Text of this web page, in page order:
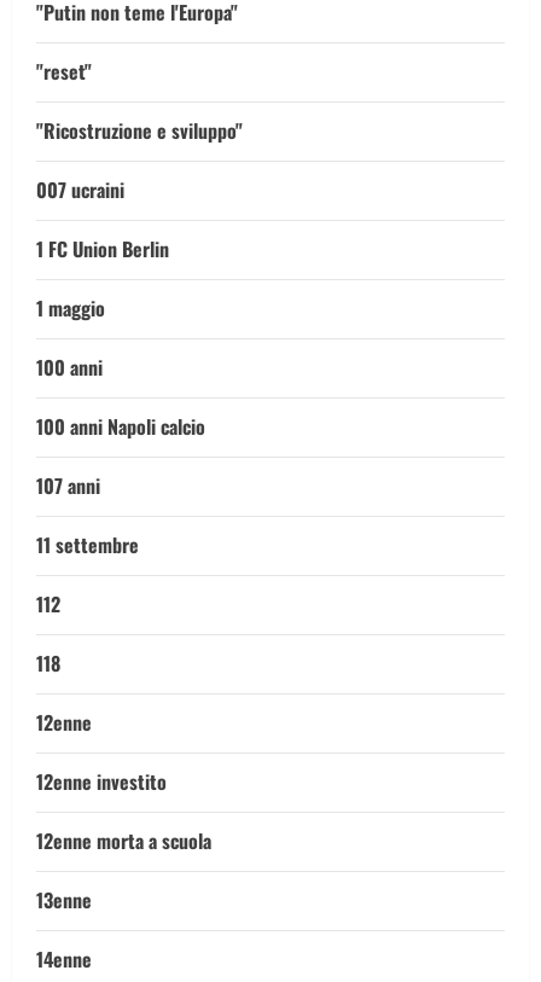
"Putin non teme l'Europa"
"reset"
"Ricostruzione e sviluppo"
007 ucraini
1 FC Union Berlin
1 maggio
100 anni
100 anni Napoli calcio
107 anni
11 settembre
112
118
12enne
12enne investito
12enne morta a scuola
13enne
14enne